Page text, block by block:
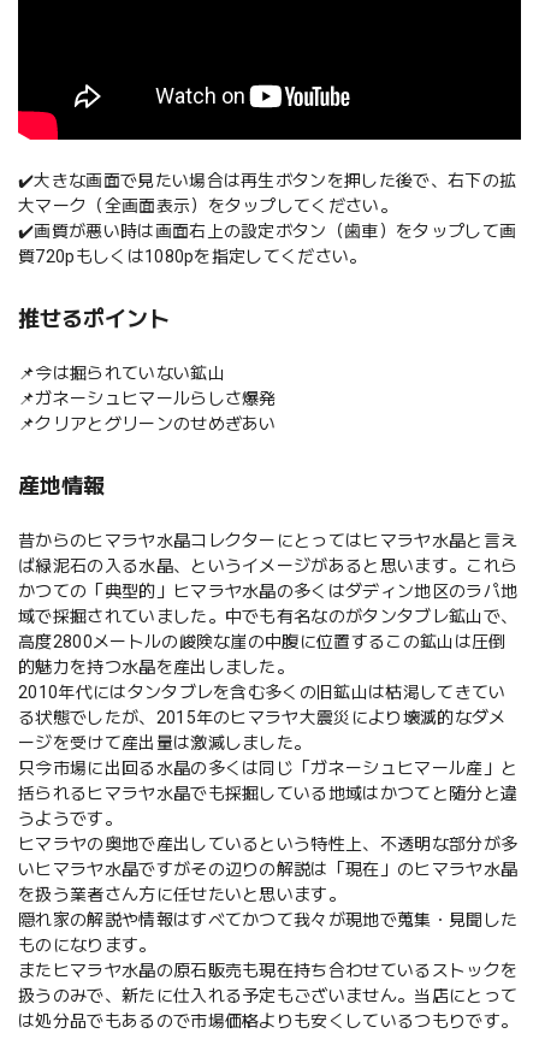
✔️大きな画面で見たい場合は再生ボタンを押した後で、右下の拡
大マーク（全画面表示）をタップしてください。
✔️画質が悪い時は画面右上の設定ボタン（歯車）をタップして画
質720pもしくは1080pを指定してください。
推せるポイント
📌今は掘られていない鉱山
📌ガネーシュヒマールらしさ爆発
📌クリアとグリーンのせめぎあい
産地情報
昔からのヒマラヤ水晶コレクターにとってはヒマラヤ水晶と言え
ば緑泥石の入る水晶、というイメージがあると思います。これら
かつての「典型的」ヒマラヤ水晶の多くはダディン地区のラパ地
域で採掘されていました。中でも有名なのがタンタブレ鉱山で、
高度2800メートルの峻険な崖の中腹に位置するこの鉱山は圧倒
的魅力を持つ水晶を産出しました。
2010年代にはタンタブレを含む多くの旧鉱山は枯渇してきてい
る状態でしたが、2015年のヒマラヤ大震災により壊滅的なダメ
ージを受けて産出量は激減しました。
只今市場に出回る水晶の多くは同じ「ガネーシュヒマール産」と
括られるヒマラヤ水晶でも採掘している地域はかつてと随分と違
うようです。
ヒマラヤの奥地で産出しているという特性上、不透明な部分が多
いヒマラヤ水晶ですがその辺りの解説は「現在」のヒマラヤ水晶
を扱う業者さん方に任せたいと思います。
隠れ家の解説や情報はすべてかつて我々が現地で蒐集・見聞した
ものになります。
またヒマラヤ水晶の原石販売も現在持ち合わせているストックを
扱うのみで、新たに仕入れる予定もございません。当店にとって
は処分品でもあるので市場価格よりも安くしているつもりです。